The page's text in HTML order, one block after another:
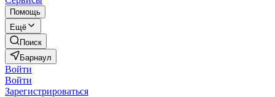
Помощь
Ещё
Поиск
Барнаул
Войти
Войти
Зарегистрироваться